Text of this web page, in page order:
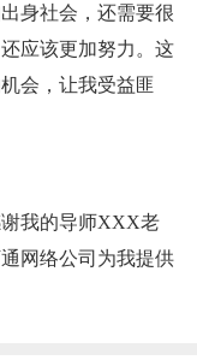
身社会，还需要很
应该更加努力。这
会，让我受益匪
我的导师XXX老
网络公司为我提供